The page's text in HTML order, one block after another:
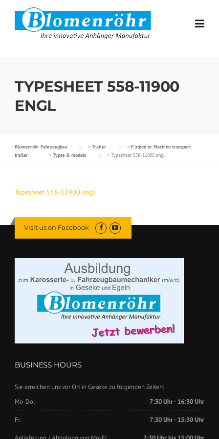
Skip to content
TYPESHEET 558-11900
ENGL
Blomenröhr Fahrzeugbau > Trailer > Flatbed or Machine transport
trailer
> Types & models > Typesheet 558-11900 engl
Typesheet 558-11900 engl
Visit us on Facebook
BUSINESS HOURS
Sie erreichen uns vor Ort in Geseke zu folgenden Zeiten:
Mo-Do:
7:30 Uhr - 16:30 Uhr
Fr: 7:30 Uhr - 15:30 Uhr